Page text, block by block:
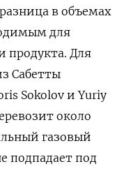
в объемах
для
продукта. Для
Сабетты
Sokolov и Yuriy
около
газовый
подпадает ​под